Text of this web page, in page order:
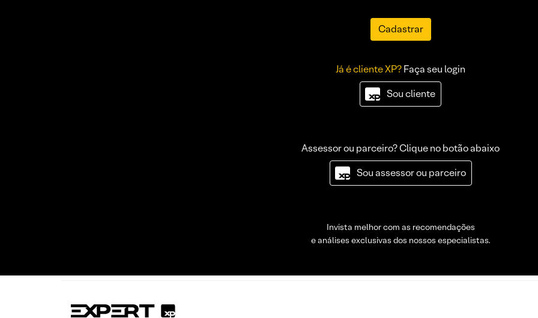
Cadastrar
Já é cliente XP?Faça seu login
Sou cliente
Assessor ou parceiro? Clique no botão abaixo
Sou assessor ou parceiro
Invista melhor com as recomendações
e análises exclusivas dos nossos especialistas.